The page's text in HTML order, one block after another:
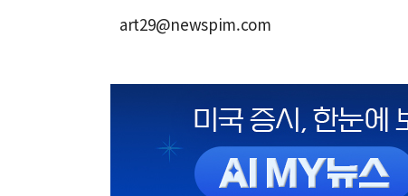
art29@newspim.com